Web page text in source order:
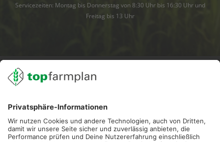
Servicezeiten: Montag bis Donnerstag von 8:30 Uhr bis 16:30 Uhr und
Freitag bis 13 Uhr
02501 801 44 84
service@topfarmplan.de